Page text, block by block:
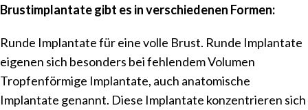
Brustimplantate gibt es in verschiedenen Formen:
Runde Implantate für eine volle Brust. Runde Implantate
eigenen sich besonders bei fehlendem Volumen
Tropfenförmige Implantate, auch anatomische
Implantate genannt. Diese Implantate konzentrieren sich